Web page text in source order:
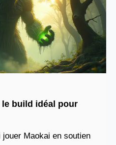
build idéal pour
Maokai en soutien